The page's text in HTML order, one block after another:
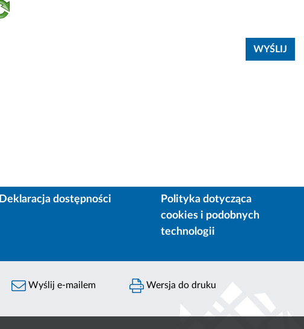
Deklaracja dostępności
Polityka dotycząca
cookies i podobnych
technologii
Wyślij e-mailem Wersja do druku